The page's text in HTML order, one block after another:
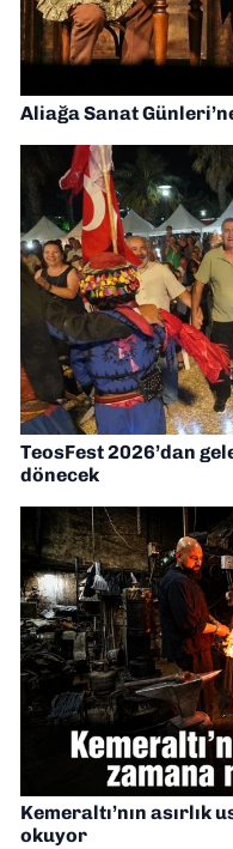
Aliağa Sanat
TeosFest 2026’dan
dönecek
Kemeraltı’nın asırlık
okuyor